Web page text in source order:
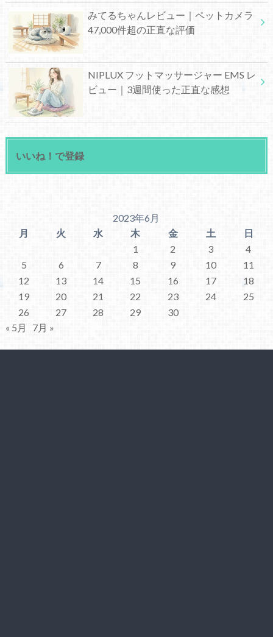
みてるちゃんレビュー｜ペットカメラ
47,000件超の正直な評価
NIPLUX フットマッサージャー EMS レ
ビュー｜3週間使った正直な感想
いいね！で登録
2023年6月
月
火 水 木 金 土
日
1
2 3
4
5
6 7 8 9 10
11
12
13 14 15 16 17
18
19
20 21 22 23 24
25
26
27 28 29
30
« 5月
7月 »